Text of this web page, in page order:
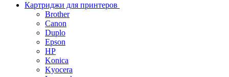
Картриджи для принтеров
Brother
Canon
Duplo
Epson
HP
Konica
Kyocera